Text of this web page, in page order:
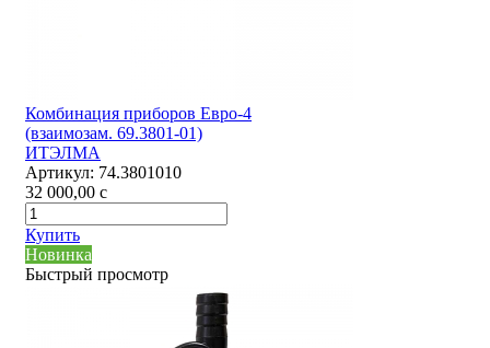
Комбинация приборов Евро-4
(взаимозам. 69.3801-01)
ИТЭЛМА
Артикул: 74.3801010
32 000,00 c
Купить
Новинка
Быстрый просмотр